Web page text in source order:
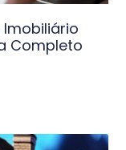
Completo